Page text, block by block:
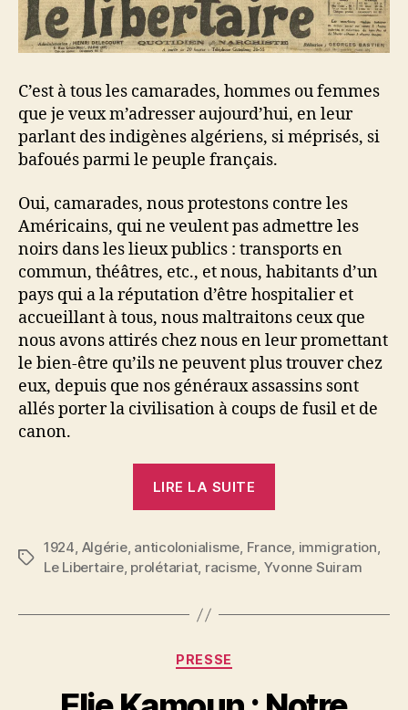
C’est à tous les camarades, hommes ou femmes
que je veux m’adresser aujourd’hui, en leur
parlant des indigènes algériens, si méprisés, si
bafoués parmi le peuple français.
Oui, camarades, nous protestons contre les
Américains, qui ne veulent pas admettre les
noirs dans les lieux publics : transports en
commun, théâtres, etc., et nous, habitants d’un
pays qui a la réputation d’être hospitalier et
accueillant à tous, nous maltraitons ceux que
nous avons attirés chez nous en leur promettant
le bien-être qu’ils ne peuvent plus trouver chez
eux, depuis que nos généraux assassins sont
allés porter la civilisation à coups de fusil et de
canon.
LIRE LA SUITE
A
propos
Étiquettes
1924, Algérie, anticolonialisme, France, immigration,
Le Libertaire, prolétariat, racisme, Yvonne Suiram
Catégories
PRESSE